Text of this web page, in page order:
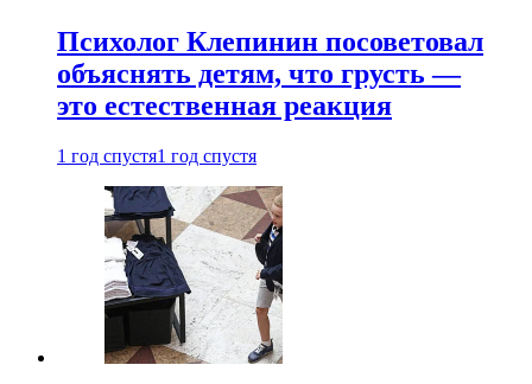
Психолог Клепинин посоветовал
объяснять детям, что грусть —
это естественная реакция
1 год спустя1 год спустя